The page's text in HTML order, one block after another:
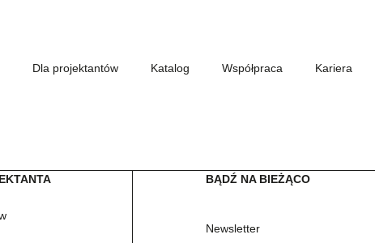
Dla projektantów Katalog Współpraca Kariera
BĄDŹ NA BIEŻĄCO
Newsletter